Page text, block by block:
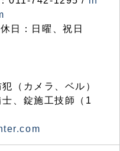
日：日曜、祝日
犯（カメラ、ベル）
、錠施工技師（1